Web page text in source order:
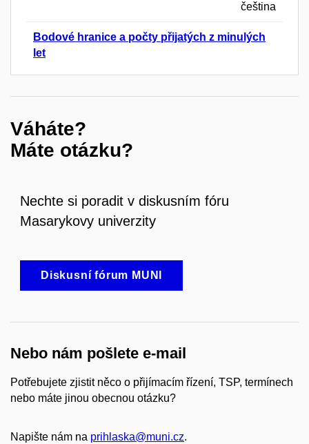
čeština
Bodové hranice a počty přijatých z minulých
let
Váháte?
Máte otázku?
Nechte si poradit v diskusním fóru
Masarykovy univerzity
Diskusní fórum MUNI
Nebo nám pošlete e-mail
Potřebujete zjistit něco o přijímacím řízení, TSP, termínech
nebo máte jinou obecnou otázku?
Napište nám na prihlaska@muni.cz.